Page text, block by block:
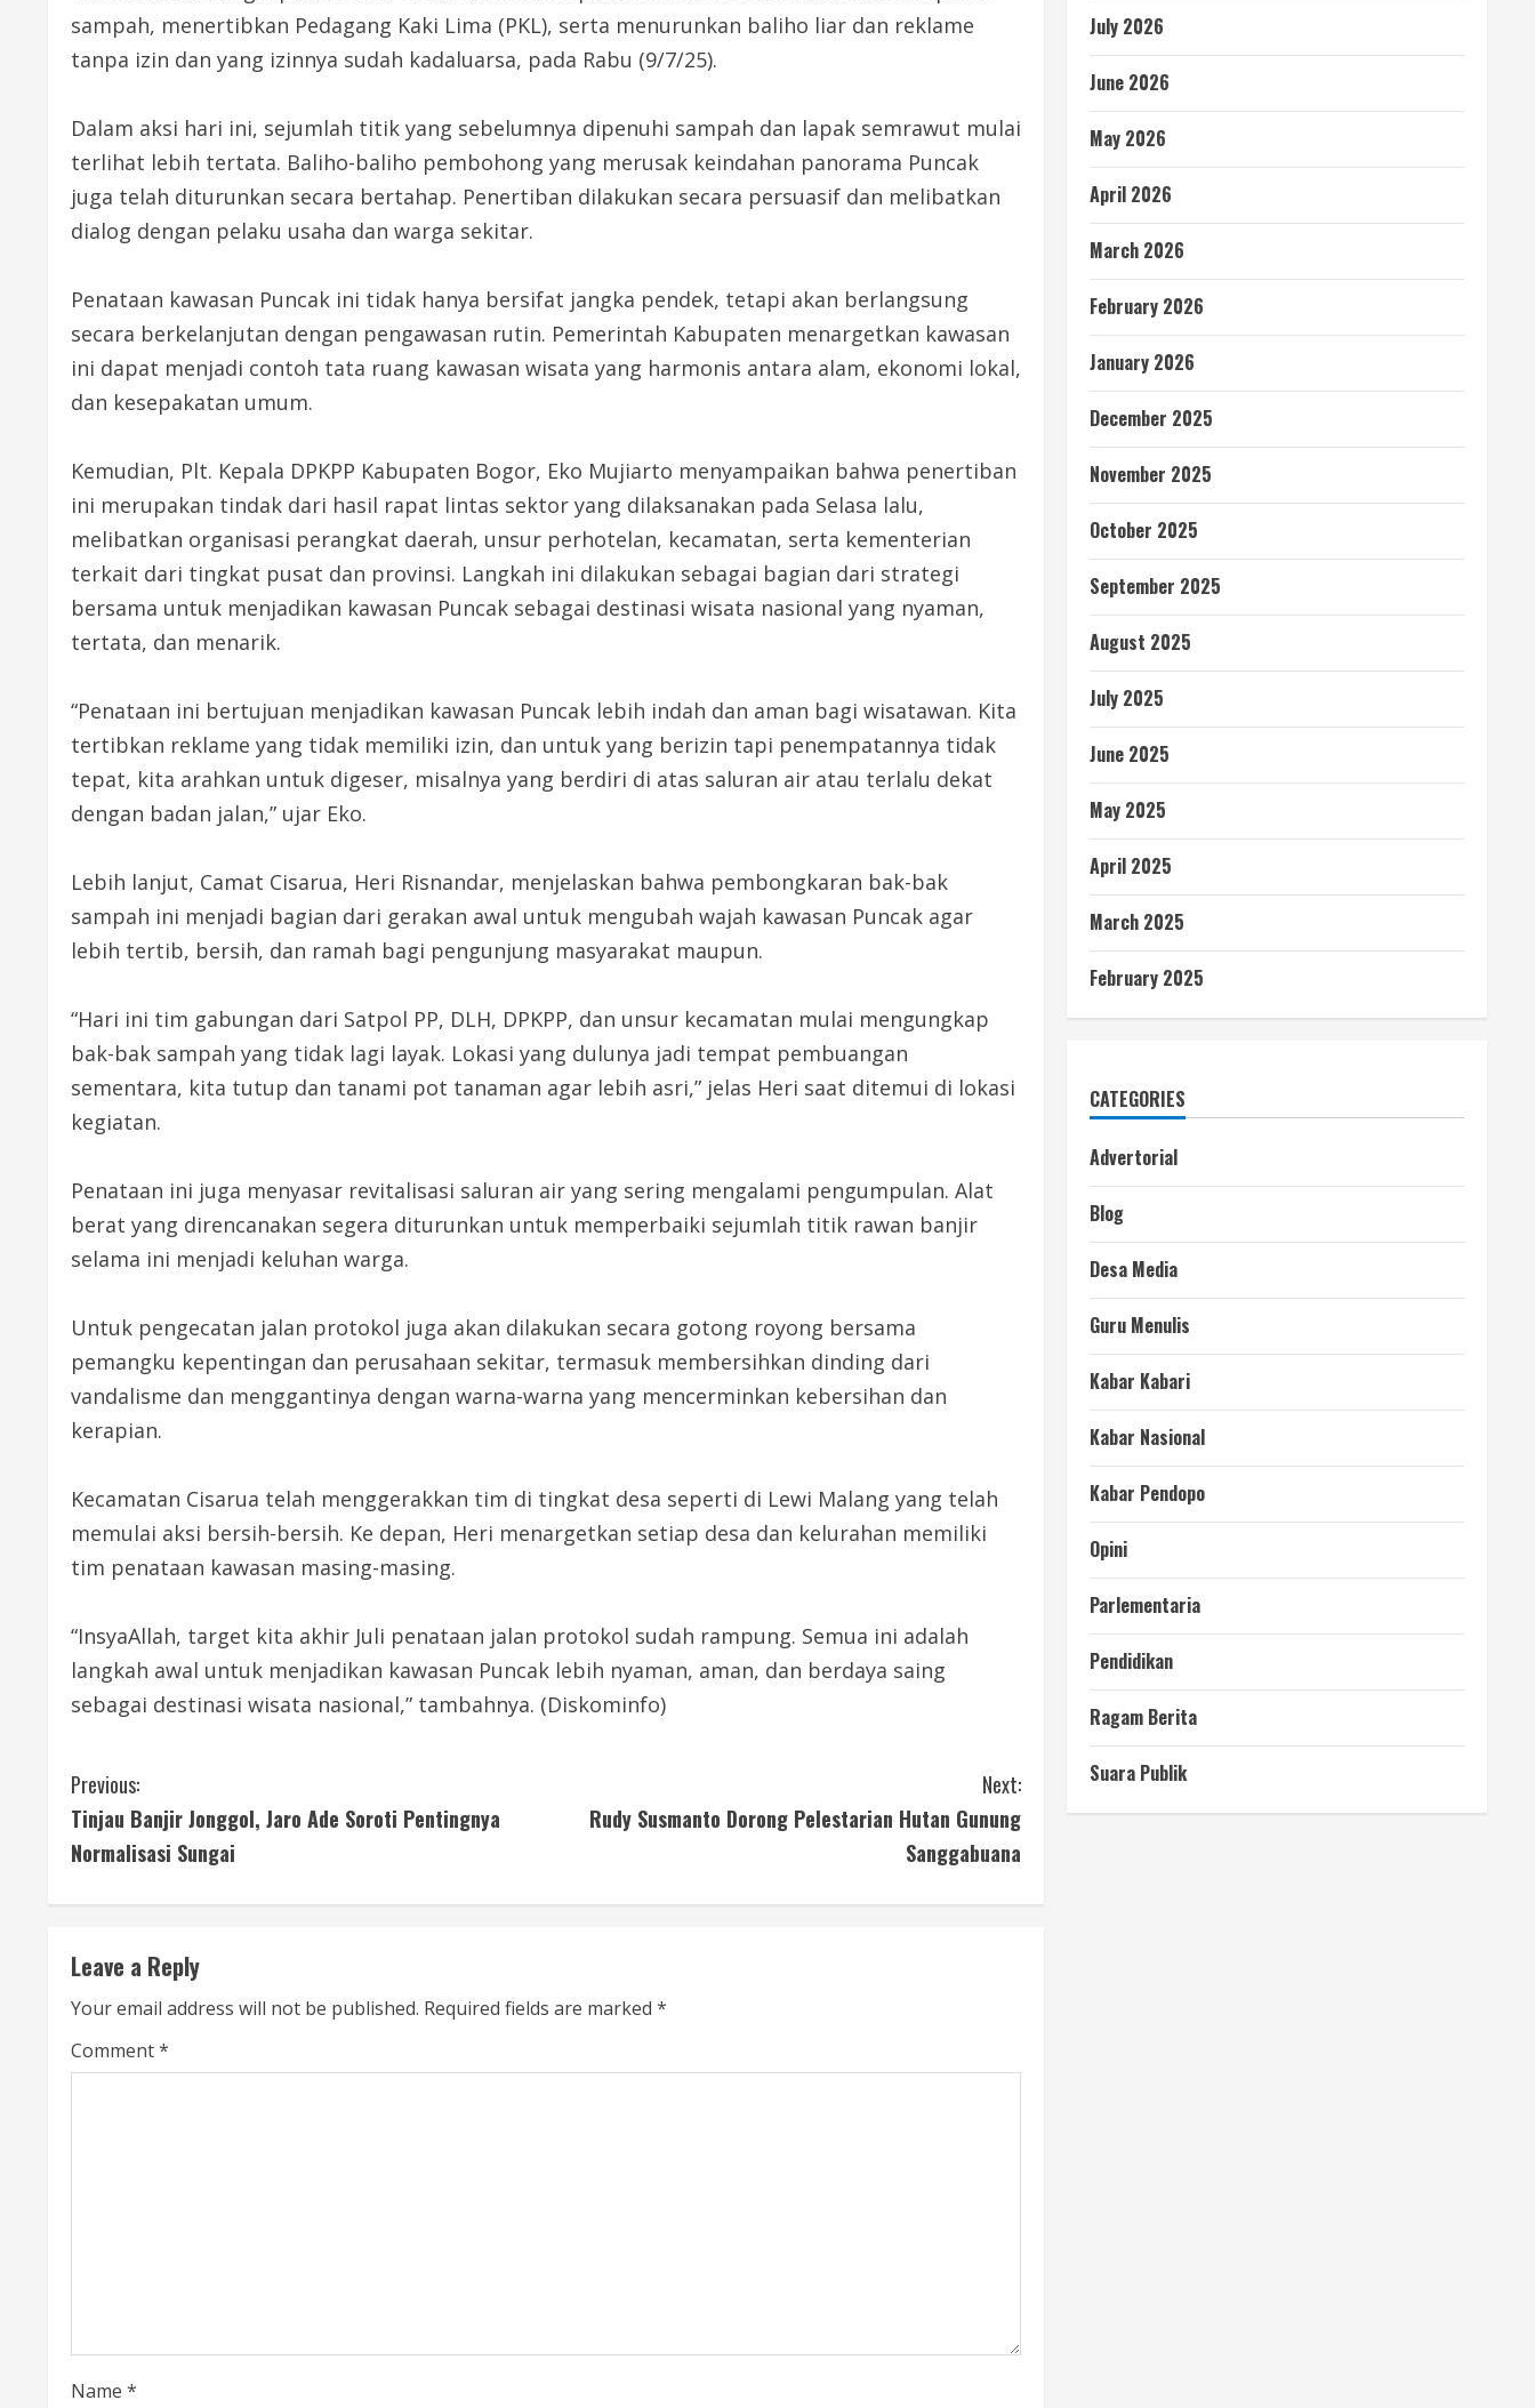
sampah, menertibkan Pedagang Kaki Lima (PKL), serta menurunkan baliho liar dan reklame
tanpa izin dan yang izinnya sudah kadaluarsa, pada Rabu (9/7/25).
Dalam aksi hari ini, sejumlah titik yang sebelumnya dipenuhi sampah dan lapak semrawut mulai
terlihat lebih tertata. Baliho-baliho pembohong yang merusak keindahan panorama Puncak
juga telah diturunkan secara bertahap. Penertiban dilakukan secara persuasif dan melibatkan
dialog dengan pelaku usaha dan warga sekitar.
Penataan kawasan Puncak ini tidak hanya bersifat jangka pendek, tetapi akan berlangsung
secara berkelanjutan dengan pengawasan rutin. Pemerintah Kabupaten menargetkan kawasan
ini dapat menjadi contoh tata ruang kawasan wisata yang harmonis antara alam, ekonomi lokal,
dan kesepakatan umum.
Kemudian, Plt. Kepala DPKPP Kabupaten Bogor, Eko Mujiarto menyampaikan bahwa penertiban
ini merupakan tindak dari hasil rapat lintas sektor yang dilaksanakan pada Selasa lalu,
melibatkan organisasi perangkat daerah, unsur perhotelan, kecamatan, serta kementerian
terkait dari tingkat pusat dan provinsi. Langkah ini dilakukan sebagai bagian dari strategi
bersama untuk menjadikan kawasan Puncak sebagai destinasi wisata nasional yang nyaman,
tertata, dan menarik.
“Penataan ini bertujuan menjadikan kawasan Puncak lebih indah dan aman bagi wisatawan. Kita
tertibkan reklame yang tidak memiliki izin, dan untuk yang berizin tapi penempatannya tidak
tepat, kita arahkan untuk digeser, misalnya yang berdiri di atas saluran air atau terlalu dekat
dengan badan jalan,” ujar Eko.
Lebih lanjut, Camat Cisarua, Heri Risnandar, menjelaskan bahwa pembongkaran bak-bak
sampah ini menjadi bagian dari gerakan awal untuk mengubah wajah kawasan Puncak agar
lebih tertib, bersih, dan ramah bagi pengunjung masyarakat maupun.
“Hari ini tim gabungan dari Satpol PP, DLH, DPKPP, dan unsur kecamatan mulai mengungkap
bak-bak sampah yang tidak lagi layak. Lokasi yang dulunya jadi tempat pembuangan
sementara, kita tutup dan tanami pot tanaman agar lebih asri,” jelas Heri saat ditemui di lokasi
kegiatan.
Penataan ini juga menyasar revitalisasi saluran air yang sering mengalami pengumpulan. Alat
berat yang direncanakan segera diturunkan untuk memperbaiki sejumlah titik rawan banjir
selama ini menjadi keluhan warga.
Untuk pengecatan jalan protokol juga akan dilakukan secara gotong royong bersama
pemangku kepentingan dan perusahaan sekitar, termasuk membersihkan dinding dari
vandalisme dan menggantinya dengan warna-warna yang mencerminkan kebersihan dan
kerapian.
Kecamatan Cisarua telah menggerakkan tim di tingkat desa seperti di Lewi Malang yang telah
memulai aksi bersih-bersih. Ke depan, Heri menargetkan setiap desa dan kelurahan memiliki
tim penataan kawasan masing-masing.
“InsyaAllah, target kita akhir Juli penataan jalan protokol sudah rampung. Semua ini adalah
langkah awal untuk menjadikan kawasan Puncak lebih nyaman, aman, dan berdaya saing
sebagai destinasi wisata nasional,” tambahnya. (Diskominfo)
C
o
i
n
u
i
Previous:
Tinjau Banjir Jonggol, Jaro Ade Soroti Pentingnya
Normalisasi Sungai
Next:
Rudy Susmanto Dorong Pelestarian Hutan Gunung
Sanggabuana
Leave a Reply
Your email address will not be published. Required fields are marked *
Comment*
Name *
July 2026
June 2026
May 2026
April 2026
March 2026
February 2026
January 2026
December 2025
November 2025
October 2025
September 2025
August 2025
July 2025
June 2025
May 2025
April 2025
March 2025
February 2025
CATEGORIES
Advertorial
Blog
Desa Media
Guru Menulis
Kabar Kabari
Kabar Nasional
Kabar Pendopo
Opini
Parlementaria
Pendidikan
Ragam Berita
Suara Publik